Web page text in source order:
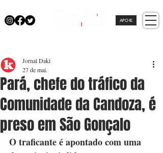
APOIE
Pará, chefe do tráfico da
Comunidade da Candoza, é
preso em São Gonçalo
Jornal Daki
27 de mai.
O traficante é apontado com uma